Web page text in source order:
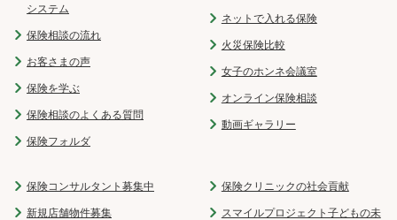
システム
保険相談の流れ
お客さまの声
保険を学ぶ
保険相談のよくある質問
保険フォルダ
ネットで入れる保険
火災保険比較
女子のホンネ会議室
オンライン保険相談
動画ギャラリー
保険コンサルタント募集中
新規店舗物件募集
保険クリニックの社会貢献
スマイルプロジェクト子どもの未